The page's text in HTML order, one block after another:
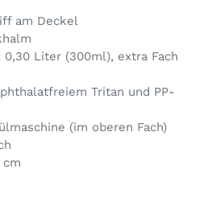
am Deckel
0,30 Liter (300ml), extra Fach
Tritan und PP-
(im oberen Fach)
cm